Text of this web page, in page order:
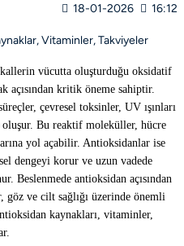
18-01-2026 16:12
vücutta oluşturduğu oksidatif
açısından kritik öneme sahiptir.
çevresel toksinler, UV ışınları
Bu reaktif moleküller, hücre
yol açabilir. Antioksidanlar ise
dengeyi korur ve uzun vadede
Beslenmede antioksidan açısından
göz ve cilt sağlığı üzerinde önemli
kaynakları, vitaminler,